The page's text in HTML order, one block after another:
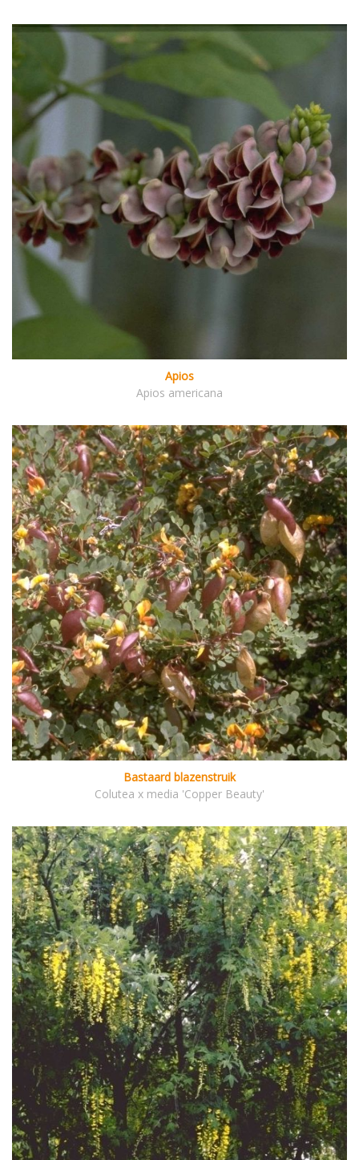
Apios
Apios americana
Bastaard blazenstruik
Colutea x media 'Copper Beauty'